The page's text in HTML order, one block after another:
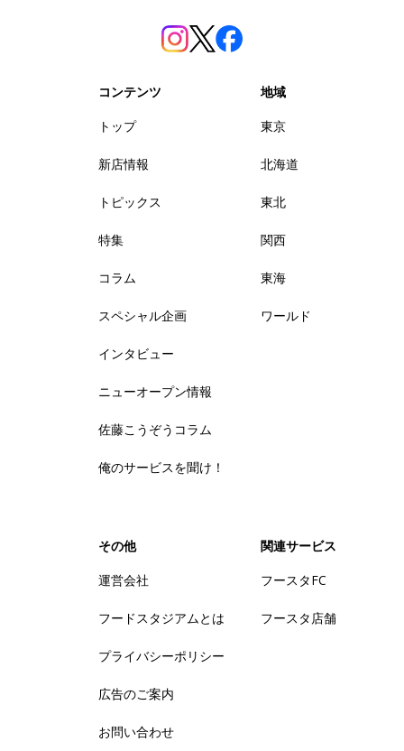
コンテンツ
トップ
新店情報
トピックス
特集
コラム
スペシャル企画
インタビュー
ニューオープン情報
佐藤こうぞうコラム
俺のサービスを聞け！
地域
東京
北海道
東北
関西
東海
ワールド
その他
運営会社
フードスタジアムとは
プライバシーポリシー
広告のご案内
お問い合わせ
関連サービス
フースタFC
フースタ店舗